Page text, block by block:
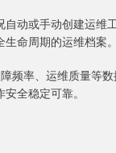
自动或手动创建运
命周期的运维档案。
频率、运维质量等
全稳定可靠。